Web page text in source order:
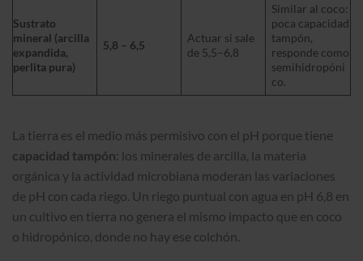
Sustrato
mineral (arcilla
expandida,
perlita pura)
5,8 – 6,5
Actuar si sale
de 5,5–6,8
Similar al coco:
poca capacidad
tampón,
responde como
semihidropóni
co.
La tierra es el medio más permisivo con el pH porque tiene
capacidad tampón: los minerales de arcilla, la materia
orgánica y la actividad microbiana moderan las variaciones
de pH con cada riego. Un riego puntual con agua en pH 6,8 en
un cultivo en tierra no genera el mismo impacto que en coco
o hidropónico, donde no hay ese colchón.